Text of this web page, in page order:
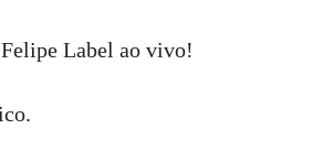
Label ao vivo!